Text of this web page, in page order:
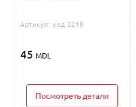
Артикул: код 2219
45 MDL
Посмотреть детали